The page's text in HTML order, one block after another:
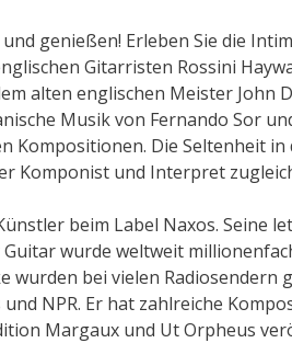
genießen! Erleben Sie die
Gitarristen Rossini
alten englischen Meister John
Musik von Fernando Sor
Kompositionen. Die Seltenheit in
Komponist und Interpret
beim Label Naxos. Seine
wurde weltweit
wurden bei vielen Radiosendern
und NPR. Er hat zahlreiche
Margaux und Ut Orpheus